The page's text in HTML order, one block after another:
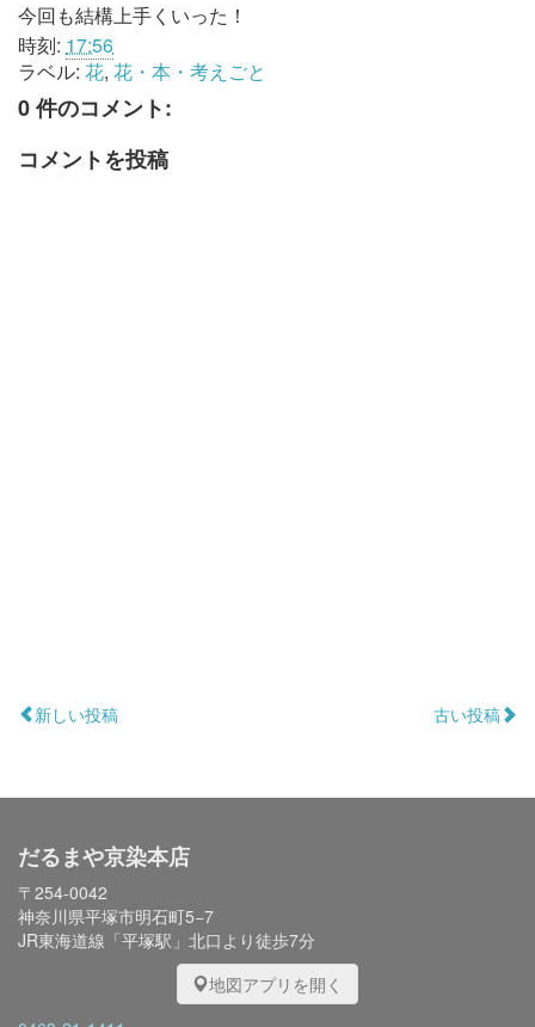
今回も結構上手くいった！
時刻: 17:56
ラベル: 花, 花・本・考えごと
0 件のコメント:
コメントを投稿
新しい投稿 古い投稿
だるまや京染本店
〒254-0042
神奈川県平塚市明石町5−7
JR東海道線「平塚駅」北口より徒歩7分
地図アプリを開く